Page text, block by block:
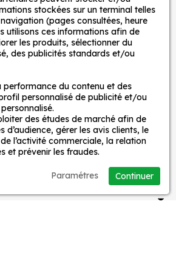
et sans effort.
de nos stickers
de motifs et de couleurs :
Drapeau Liberia sont
une large gamme de motifs et
qui vous permet de trouver le
pour votre décoration.
facile : nos stickers sont faciles
pour les débutants. Il suffit de
leur support et de les coller sur
Vous pouvez vous aider
besoin.
décoratifs
stockées sur un terminal telles
(pages consultées, heure
utilisons ces informations afin de
les produits, sélectionner du
des publicités standards et/ou
performance du contenu et des
personnalisé de publicité et/ou
des études de marché afin de
d’audience, gérer les avis clients, le
l’activité commerciale, la relation
et prévenir les fraudes.
Continuer
Paramétres